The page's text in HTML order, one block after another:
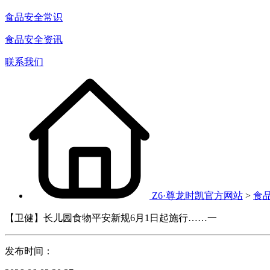
食品安全常识
食品安全资讯
联系我们
Z6·尊龙时凯官方网站 > 食
【卫健】长儿园食物平安新规6月1日起施行……一
发布时间：